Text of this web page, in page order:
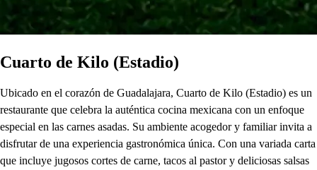
Cuarto de Kilo (Estadio)
Ubicado en el corazón de Guadalajara, Cuarto de Kilo (Estadio) es un
restaurante que celebra la auténtica cocina mexicana con un enfoque
especial en las carnes asadas. Su ambiente acogedor y familiar invita a
disfrutar de una experiencia gastronómica única. Con una variada carta
que incluye jugosos cortes de carne, tacos al pastor y deliciosas salsas